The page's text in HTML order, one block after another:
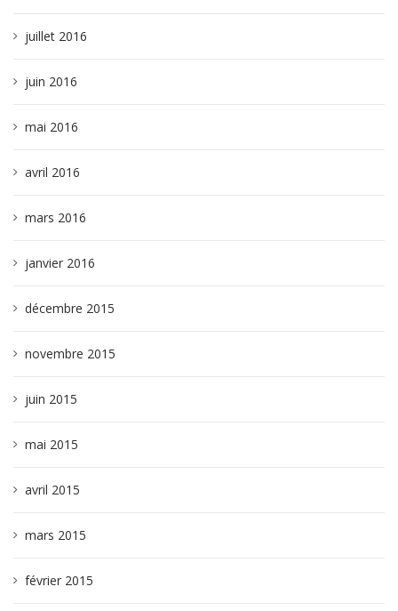
juillet 2016
juin 2016
mai 2016
avril 2016
mars 2016
janvier 2016
décembre 2015
novembre 2015
juin 2015
mai 2015
avril 2015
mars 2015
février 2015